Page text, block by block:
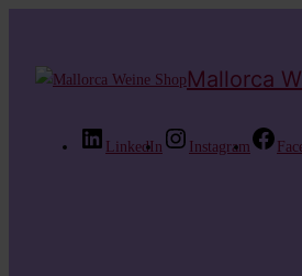
Mallorca
LinkedIn Instagram